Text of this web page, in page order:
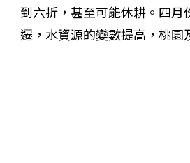
到六折，甚至可能休耕。四
遷，水資源的變數提高，桃園